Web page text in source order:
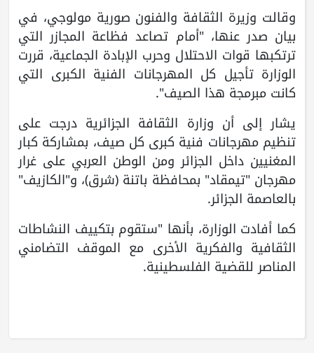
وقالت وزيرة الثقافة والفنون صورية مولوجي، في
بيان صدر عنها، "أمام تصاعد فظاعة المجازر التي
ترتكبها قوات الاحتلال وحرب الإبادة الجماعية، قررت
الوزارة تأجيل كل المهرجانات الفنية الكبرى التي
كانت مبرمجة هذا الصيف".
يشار إلى أن وزارة الثقافة الجزائرية درجت على
تنظيم مهرجانات فنية كبرى كل صيف، بمشاركة كبار
المغنيين داخل الجزائر ومن الوطن العربي على غرار
مهرجان "تيمقاد" بمحافظة باتنة (شرق)، و"الكازيف"
بالعاصمة الجزائر.
كما أفادت الوزارة، بأنها "ستقوم بتكييف النشاطات
الثقافية والفكرية الأخرى مع الموقف التضامني
المناصر للقضية الفلسطينية.